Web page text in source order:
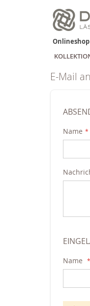
Zum
Inhalt
springen
E-Mail
Name
Name